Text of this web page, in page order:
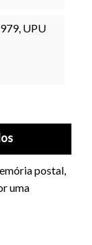
UPU
postal,
uma